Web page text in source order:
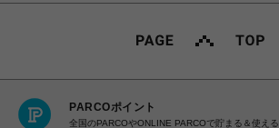
ャンパースカートⅠ（紺）
PARCOポイント
全国のPARCOやONLINE PARCOで貯まる＆使える